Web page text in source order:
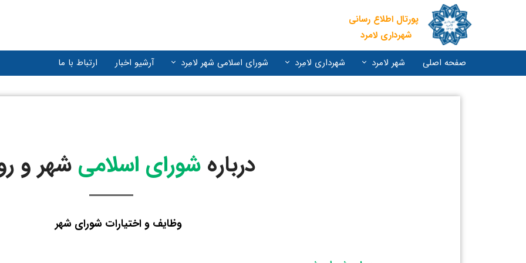
صفحه اصلی شهر لامرد شهرداری لامِرد شورای اسلامی شهر لامِرد آرشیو اخبار ارتباط با ما
(071) 52725323
پورتال اطلاع رسانی
شهرداری لامرد
درباره شورای اسلامی شهر و
وظایف و اختیارات شورای شهر